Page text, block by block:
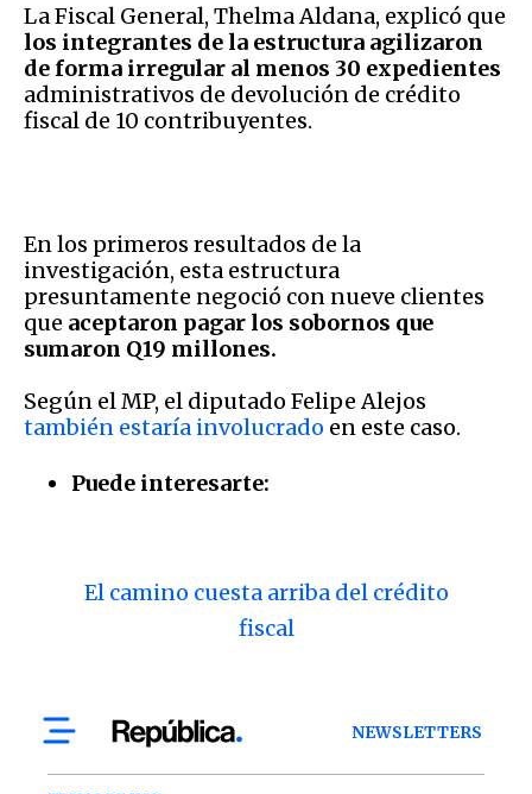
La Fiscal General, Thelma Aldana, explicó que
los integrantes de la estructura agilizaron
de forma irregular al menos 30 expedientes
administrativos de devolución de crédito
fiscal de 10 contribuyentes.
En los primeros resultados de la
investigación, esta estructura
presuntamente negoció con nueve clientes
que aceptaron pagar los sobornos que
sumaron Q19 millones.
Según el MP, el diputado Felipe Alejos
también estaría involucrado en este caso.
Puede interesarte:
El camino cuesta arriba del crédito
fiscal